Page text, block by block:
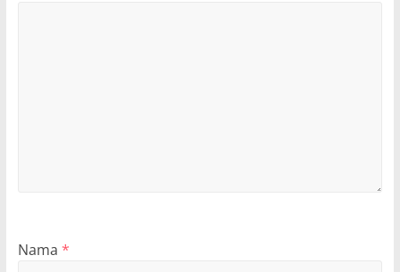
Nama *